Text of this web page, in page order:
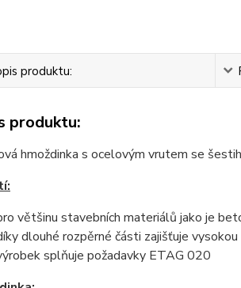
produktu:
produktu:
hmoždinka s ocelovým vrutem se
většinu stavebních materiálů jako je
dlouhé rozpěrné části zajišťuje
splňuje požadavky ETAG 020